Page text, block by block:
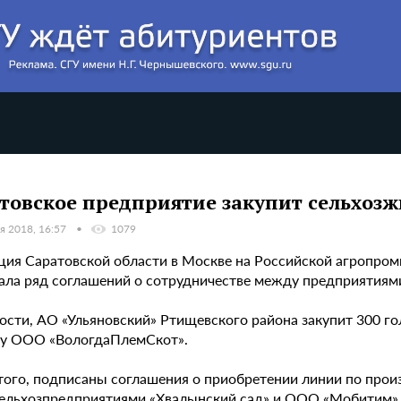
предприятие закупит
2018, 16:57 1079
Саратовской области в Москве на Российской
ряд соглашений о сотрудничестве между
АО «Ульяновский» Ртищевского района закупит 300
ООО «ВологдаПлемСкот».
подписаны соглашения о приобретении линии по